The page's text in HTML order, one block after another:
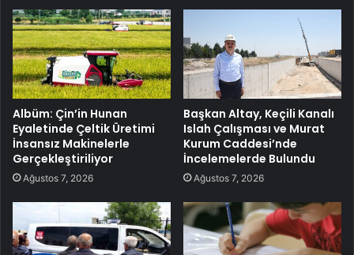
Albüm: Çin’in Hunan
Eyaletinde Çeltik Üretimi
İnsansız Makinelerle
Gerçekleştiriliyor
Ağustos 7, 2026
Başkan Altay, Keçili Kanalı
Islah Çalışması ve Murat
Kurum Caddesi’nde
İncelemelerde Bulundu
Ağustos 7, 2026